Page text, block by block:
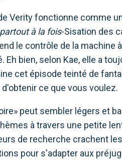
Verity fonctionne comme
à la fois-Sisation des
le contrôle de la
Eh bien, selon Kae, elle a
cet épisode teinté de
d'obtenir ce que vous voulez.
peut sembler légers et
à travers une petite
de recherche crachent
pour s'adapter aux